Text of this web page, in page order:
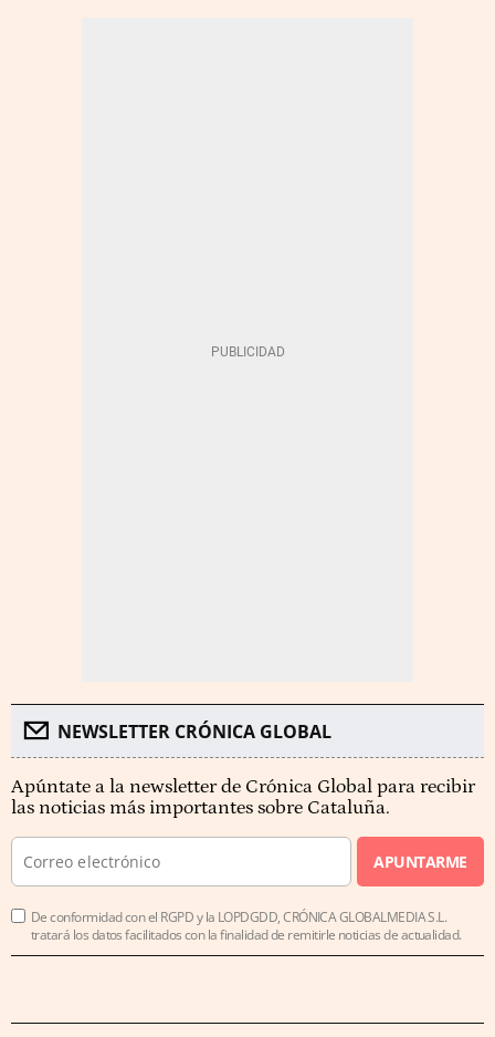
NEWSLETTER CRÓNICA GLOBAL
Apúntate a la newsletter de Crónica Global para recibir
las noticias más importantes sobre Cataluña.
APUNTARME
De conformidad con el RGPD y la LOPDGDD, CRÓNICA GLOBALMEDIA S.L.
tratará los datos facilitados con la finalidad de remitirle noticias de actualidad.